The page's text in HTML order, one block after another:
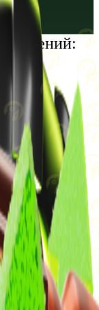
исполнилось